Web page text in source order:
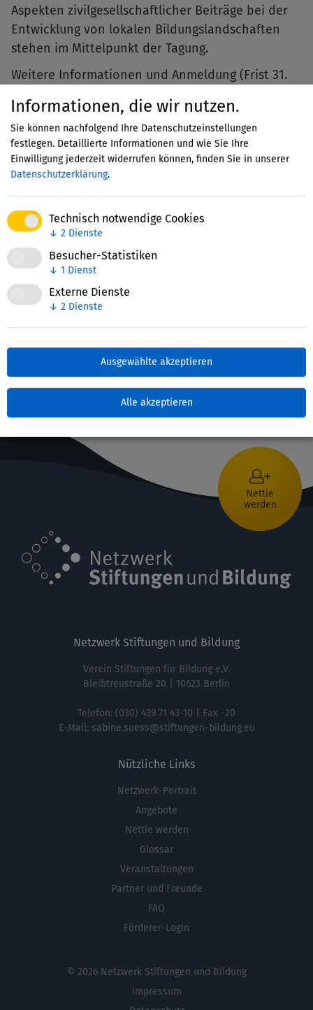
Informationen, die wir nutzen.
Sie können nachfolgend Ihre Datenschutzeinstellungen
festlegen. Detaillierte Informationen und wie Sie Ihre
Einwilligung jederzeit widerrufen können, finden Sie in unserer
Datenschutzerklärung.
Technisch notwendige Cookies
↓ 2 Dienste
Besucher-Statistiken
↓ 1 Dienst
Externe Dienste
↓ 2 Dienste
Ausgewählte akzeptieren
Alle akzeptieren
Aspekten zivilgesellschaftlicher Beiträge bei der
Entwicklung von lokalen Bildungslandschaften
stehen im Mittelpunkt der Tagung.
Weitere Informationen und Anmeldung (Frist 31.
bildung.eu/wissenscenter/veranstaltungen/
kommunale-bildungslandschaften-nur-mit-
zivilgesellschaft
Nettie
werden
Netzwerk Stiftungen und Bildung
Verein Stiftungen für Bildung e.V.
Bleibtreustraße 20 | 10623 Berlin
Telefon: (030) 439 71 43-10 | Fax -20
E-Mail: sabine.suess@stiftungen-bildung.eu
Nützliche Links
Fußbereichsmenü
Netzwerk-Portrait
Angebote
Nettie werden
Glossar
Veranstaltungen
Partner und Freunde
FAQ
Förderer-Login
© 2026 Netzwerk Stiftungen und Bildung
Impressum